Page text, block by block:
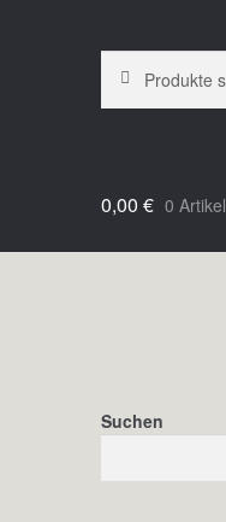
nach:
0,00 € 0 Artikel
Suchen